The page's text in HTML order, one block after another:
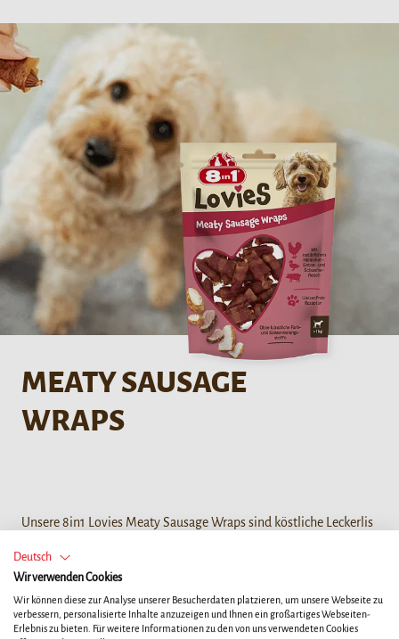
MEATY SAUSAGE
WRAPS
Unsere 8in1 Lovies Meaty Sausage Wraps sind köstliche Leckerlis
nach einer Rezeptur ohne Rohhaut und ohne Zuckerzusatz
hergestellt. Ein vollwertiges Leckerli, das Ihr vierbeiniger Freund
lieben wird.
Deutsch
Wir verwenden Cookies
Wir können diese zur Analyse unserer Besucherdaten platzieren, um unsere Webseite zu
verbessern, personalisierte Inhalte anzuzeigen und Ihnen ein großartiges Webseiten-
Erlebnis zu bieten. Für weitere Informationen zu den von uns verwendeten Cookies